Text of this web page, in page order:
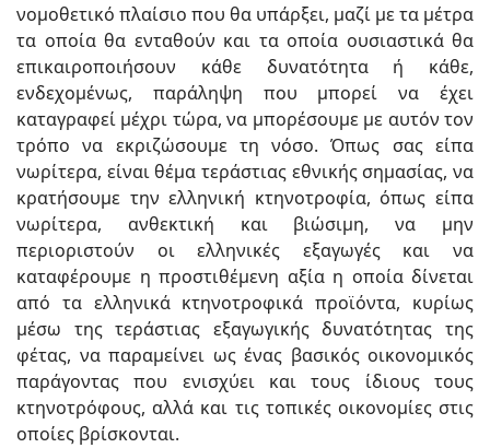
νομοθετικό πλαίσιο που θα υπάρξει, μαζί με τα μέτρα
τα οποία θα ενταθούν και τα οποία ουσιαστικά θα
επικαιροποιήσουν κάθε δυνατότητα ή κάθε,
ενδεχομένως, παράληψη που μπορεί να έχει
καταγραφεί μέχρι τώρα, να μπορέσουμε με αυτόν τον
τρόπο να εκριζώσουμε τη νόσο. Όπως σας είπα
νωρίτερα, είναι θέμα τεράστιας εθνικής σημασίας, να
κρατήσουμε την ελληνική κτηνοτροφία, όπως είπα
νωρίτερα, ανθεκτική και βιώσιμη, να μην
περιοριστούν οι ελληνικές εξαγωγές και να
καταφέρουμε η προστιθέμενη αξία η οποία δίνεται
από τα ελληνικά κτηνοτροφικά προϊόντα, κυρίως
μέσω της τεράστιας εξαγωγικής δυνατότητας της
φέτας, να παραμείνει ως ένας βασικός οικονομικός
παράγοντας που ενισχύει και τους ίδιους τους
κτηνοτρόφους, αλλά και τις τοπικές οικονομίες στις
οποίες βρίσκονται.